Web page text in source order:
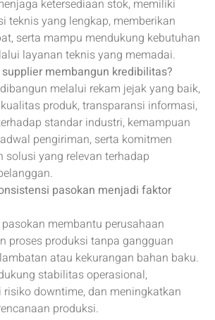
ketersediaan stok, memiliki
teknis yang lengkap, memberikan
serta mampu mendukung kebutuhan
layanan teknis yang memadai.
membangun kredibilitas?
melalui rekam jejak yang baik,
produk, transparansi informasi,
standar industri, kemampuan
pengiriman, serta komitmen
solusi yang relevan terhadap
pasokan menjadi faktor
membantu perusahaan
proses produksi tanpa gangguan
atau kekurangan bahan baku.
stabilitas operasional,
risiko downtime, dan meningkatkan
produksi.